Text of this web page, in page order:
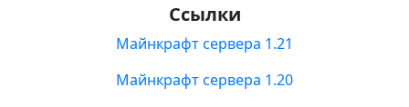
Ссылки
Майнкрафт сервера 1.21
Майнкрафт сервера 1.20